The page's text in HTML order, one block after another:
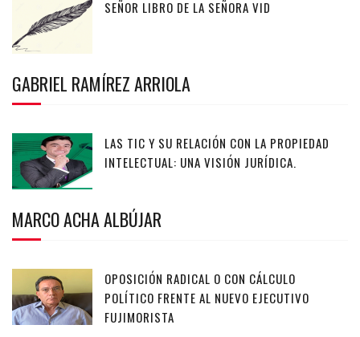
SEÑOR LIBRO DE LA SEÑORA VID
GABRIEL RAMÍREZ ARRIOLA
LAS TIC Y SU RELACIÓN CON LA PROPIEDAD
INTELECTUAL: UNA VISIÓN JURÍDICA.
MARCO ACHA ALBÚJAR
OPOSICIÓN RADICAL O CON CÁLCULO
POLÍTICO FRENTE AL NUEVO EJECUTIVO
FUJIMORISTA